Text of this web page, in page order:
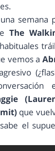
semana
The
vemos a
que
el